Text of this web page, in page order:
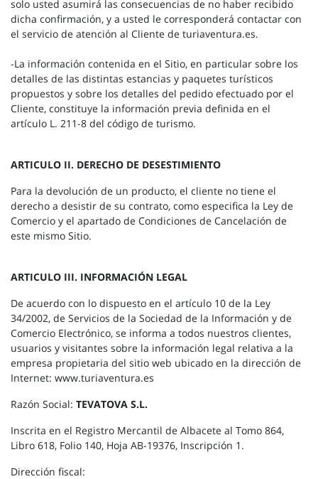
solo usted asumirá las consecuencias de no haber recibido
dicha confirmación, y a usted le corresponderá contactar con
el servicio de atención al Cliente de turiaventura.es.
-La información contenida en el Sitio, en particular sobre los
detalles de las distintas estancias y paquetes turísticos
propuestos y sobre los detalles del pedido efectuado por el
Cliente, constituye la información previa definida en el
artículo L. 211-8 del código de turismo.
ARTICULO II. DERECHO DE DESESTIMIENTO
Para la devolución de un producto, el cliente no tiene el
derecho a desistir de su contrato, como especifica la Ley de
Comercio y el apartado de Condiciones de Cancelación de
este mismo Sitio.
ARTICULO III. INFORMACIÓN LEGAL
De acuerdo con lo dispuesto en el artículo 10 de la Ley
34/2002, de Servicios de la Sociedad de la Información y de
Comercio Electrónico, se informa a todos nuestros clientes,
usuarios y visitantes sobre la información legal relativa a la
empresa propietaria del sitio web ubicado en la dirección de
Internet: www.turiaventura.es
Razón Social: TEVATOVA S.L.
Inscrita en el Registro Mercantil de Albacete al Tomo 864,
Libro 618, Folio 140, Hoja AB-19376, Inscripción 1.
Dirección fiscal: